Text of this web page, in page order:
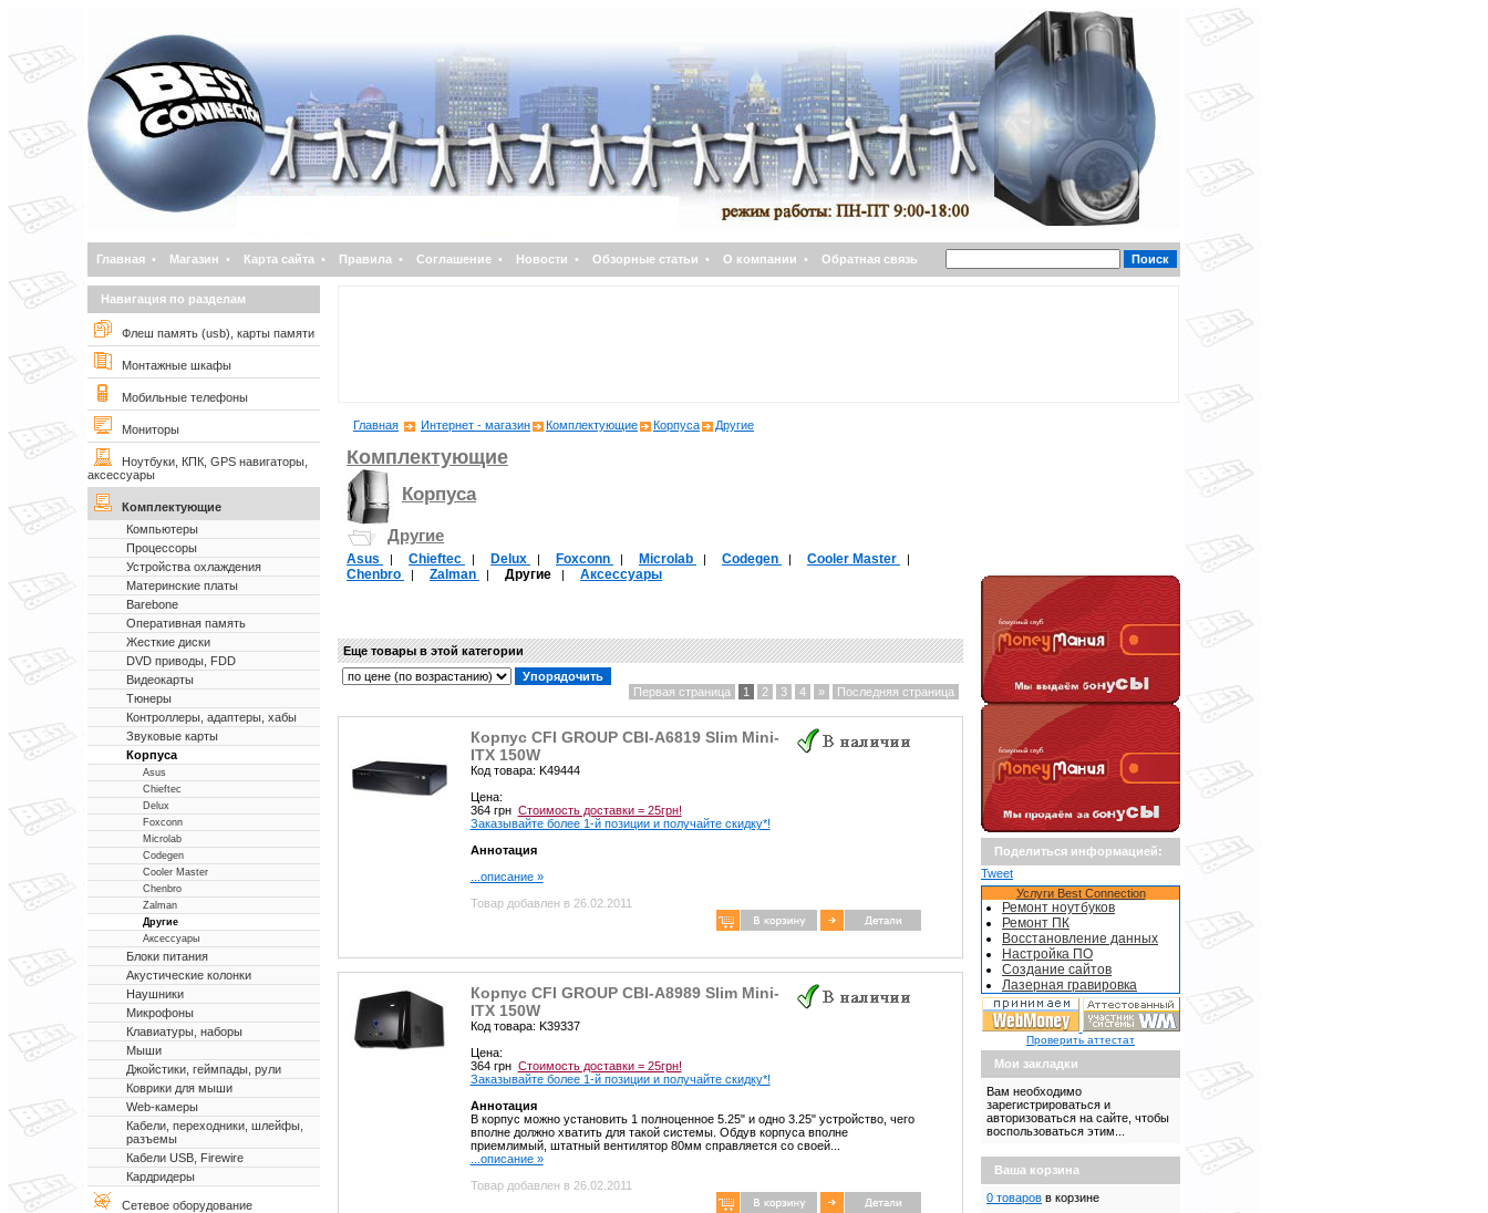
Главная • Магазин • Карта сайта • Правила • Соглашение • Новости • Обзорные статьи • О компании • Обратная связь
Навигация по разделам
Флеш память (usb), карты памяти
Монтажные шкафы
Мобильные телефоны
Мониторы
Ноутбуки, КПК, GPS навигаторы,
аксессуары
Комплектующие
Компьютеры
Процессоры
Устройства охлаждения
Материнские платы
Barebone
Оперативная память
Жесткие диски
DVD приводы, FDD
Видеокарты
Тюнеры
Контроллеры, адаптеры, хабы
Звуковые карты
Корпуса
Asus
Chieftec
Delux
Foxconn
Microlab
Codegen
Cooler Master
Chenbro
Zalman
Другие
Аксессуары
Блоки питания
Акустические колонки
Наушники
Микрофоны
Клавиатуры, наборы
Мыши
Джойстики, геймпады, рули
Коврики для мыши
Web-камеры
Кабели, переходники, шлейфы,
разъемы
Кабели USB, Firewire
Кардридеры
Сетевое оборудование
Главная Интернет - магазин Комплектующие Корпуса Другие
Комплектующие
Корпуса
Другие
Asus | Chieftec | Delux | Foxconn | Microlab | Codegen | Cooler Master |
Chenbro | Zalman | Другие | Аксессуары
Еще товары в этой категории
Первая страница 1 2 3 4 » Последняя страница
Корпус CFI GROUP CBI-A6819 Slim Mini-
ITX 150W
Код товара: K49444
Цена:
364 грн Стоимость доставки = 25грн!
Заказывайте более 1-й позиции и получайте скидку*!
Аннотация
...описание »
Товар добавлен в 26.02.2011
Корпус CFI GROUP CBI-A8989 Slim Mini-
ITX 150W
Код товара: K39337
Цена:
364 грн Стоимость доставки = 25грн!
Заказывайте более 1-й позиции и получайте скидку*!
Аннотация
В корпус можно установить 1 полноценное 5.25" и одно 3.25" устройство, чего
вполне должно хватить для такой системы. Обдув корпуса вполне
приемлимый, штатный вентилятор 80мм справляется со своей...
...описание »
Товар добавлен в 26.02.2011
Поделиться информацией:
Tweet
Услуги Best Connection
Ремонт ноутбуков
Ремонт ПК
Восстановление данных
Настройка ПО
Создание сайтов
Лазерная гравировка
Проверить аттестат
Мои закладки
Вам необходимо
зарегистрироваться и
авторизоваться на сайте, чтобы
воспользоваться этим...
Ваша корзина
0 товаров в корзине